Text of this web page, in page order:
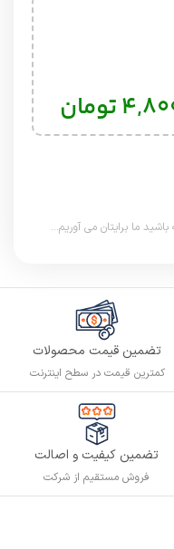
تومان
ما برایتان می آوریم...
تضمین قیمت محصولات
کمترین قیمت در سطح اینترنت
تضمین کیفیت و اصالت
فروش مستقیم از شرکت